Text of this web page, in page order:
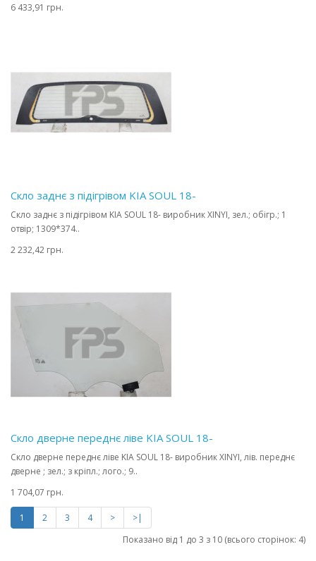
6 433,91 грн.
Скло заднє з підігрівом KIA SOUL 18-
Скло заднє з підігрівом KIA SOUL 18- виробник XINYI, зел.; обігр.; 1
отвір; 1309*374..
2 232,42 грн.
Скло дверне переднє ліве KIA SOUL 18-
Скло дверне переднє ліве KIA SOUL 18- виробник XINYI, лів. переднє
дверне ; зел.; з кріпл.; лого.; 9..
1 704,07 грн.
1 2 3 4 >
>|
Показано від 1 до 3 з 10 (всього сторінок: 4)